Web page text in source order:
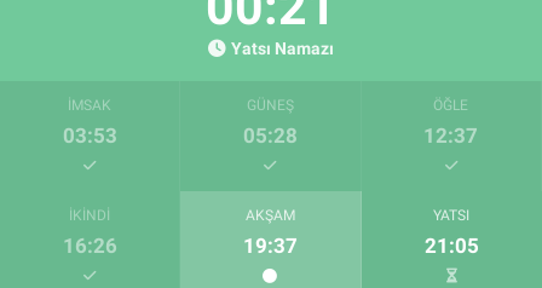
Yatsı Namazı
İMSAK
03:53
GÜNEŞ
05:28
ÖĞLE
12:37
İKINDI
16:26
AKŞAM
19:37
YATSI
21:05